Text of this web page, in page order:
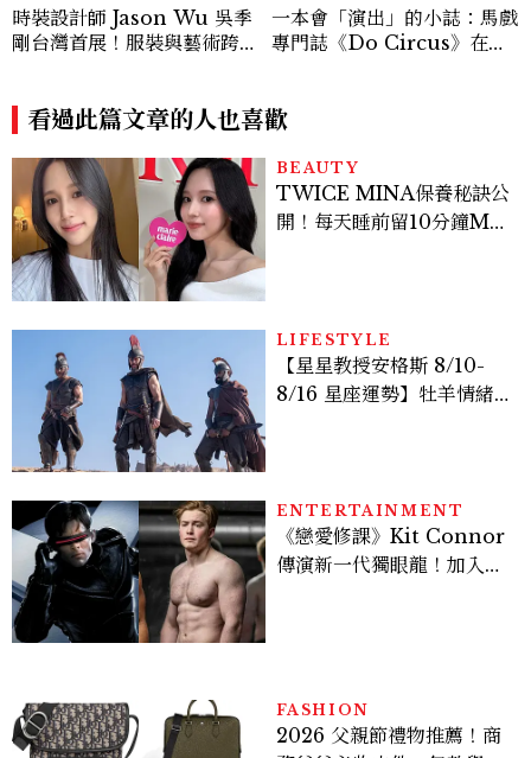
時裝設計師 Jason Wu 吳季
剛台灣首展！服裝與藝術跨越
一本會「演出」的小誌：馬戲
專門誌《Do Circus》在重
看過此篇文章的人也喜歡
BEAUTY
TWICE MINA保養秘訣公
開！每天睡前留10分鐘ME
LIFESTYLE
【星星教授安格斯 8/10-
8/16 星座運勢】牡羊情緒
ENTERTAINMENT
《戀愛修課》Kit Connor
傳演新一代獨眼龍！加入新
FASHION
2026 父親節禮物推薦！商